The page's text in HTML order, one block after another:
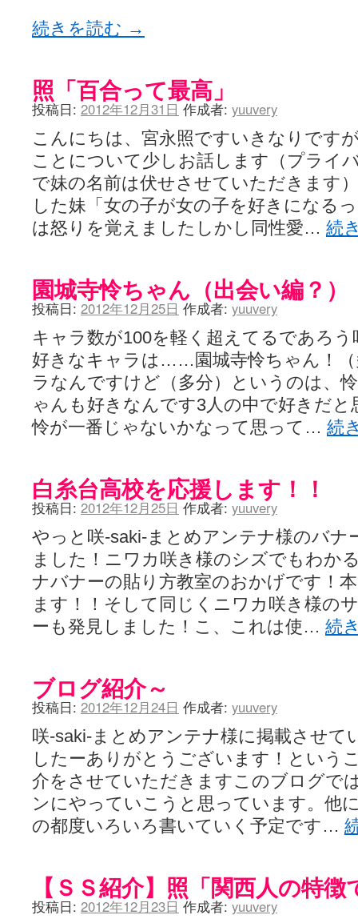
続きを読む →
照「百合って最高」
投稿日: 2012年12月31日 作成者: yuuvery
こんにちは、宮永照ですいきなりです
ことについて少しお話します（プライ
で妹の名前は伏せさせていただきます
した妹「女の子が女の子を好きになる
は怒りを覚えましたしかし同性愛… 続
園城寺怜ちゃん（出会い編？）
投稿日: 2012年12月25日 作成者: yuuvery
キャラ数が100を軽く超えてるであろ
好きなキャラは……園城寺怜ちゃん！（
ラなんですけど（多分）というのは、
ゃんも好きなんです3人の中で好きだ
怜が一番じゃないかなって思って… 続
白糸台高校を応援します！！
投稿日: 2012年12月25日 作成者: yuuvery
やっと咲-saki-まとめアンテナ様のバナ
ました！ニワカ咲き様のシズでもわか
ナバナーの貼り方教室のおかげです！
ます！！そして同じくニワカ咲き様の
ーも発見しました！こ、これは使… 続
ブログ紹介～
投稿日: 2012年12月24日 作成者: yuuvery
咲-saki-まとめアンテナ様に掲載させて
したーありがとうございます！という
介をさせていただきますこのブログで
ンにやっていこうと思っています。他
の都度いろいろ書いていく予定です…
【ＳＳ紹介】照「関西人の特
投稿日: 2012年12月23日 作成者: yuuvery